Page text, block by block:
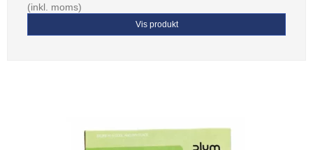
(inkl. moms)
Vis produkt